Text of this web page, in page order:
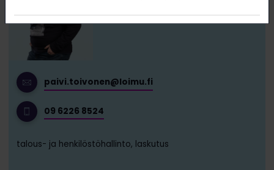
paivi.toivonen@loimu.fi
09 6226 8524
talous- ja henkilöstöhallinto, laskutus